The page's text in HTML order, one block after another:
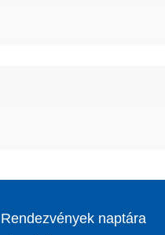
Rendezvények naptára